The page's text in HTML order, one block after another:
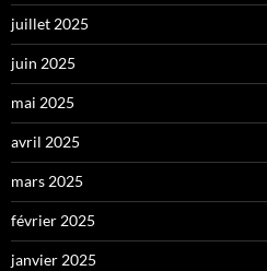
juillet 2025
juin 2025
mai 2025
avril 2025
mars 2025
février 2025
janvier 2025